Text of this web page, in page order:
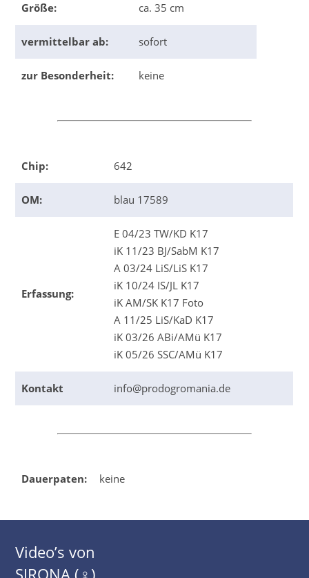
Größe: ca. 35 cm
vermittelbar ab: sofort
zur Besonderheit: keine
Chip: 642
OM: blau 17589
Erfassung:
E 04/23 TW/KD K17
iK 11/23 BJ/SabM K17
A 03/24 LiS/LiS K17
iK 10/24 IS/JL K17
iK AM/SK K17 Foto
A 11/25 LiS/KaD K17
iK 03/26 ABi/AMü K17
iK 05/26 SSC/AMü K17
Kontakt info@prodogromania.de
Dauerpaten: keine
Video’s von